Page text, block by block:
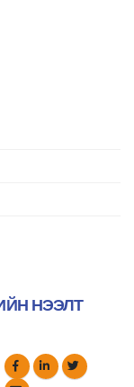
НЭЭЛТ